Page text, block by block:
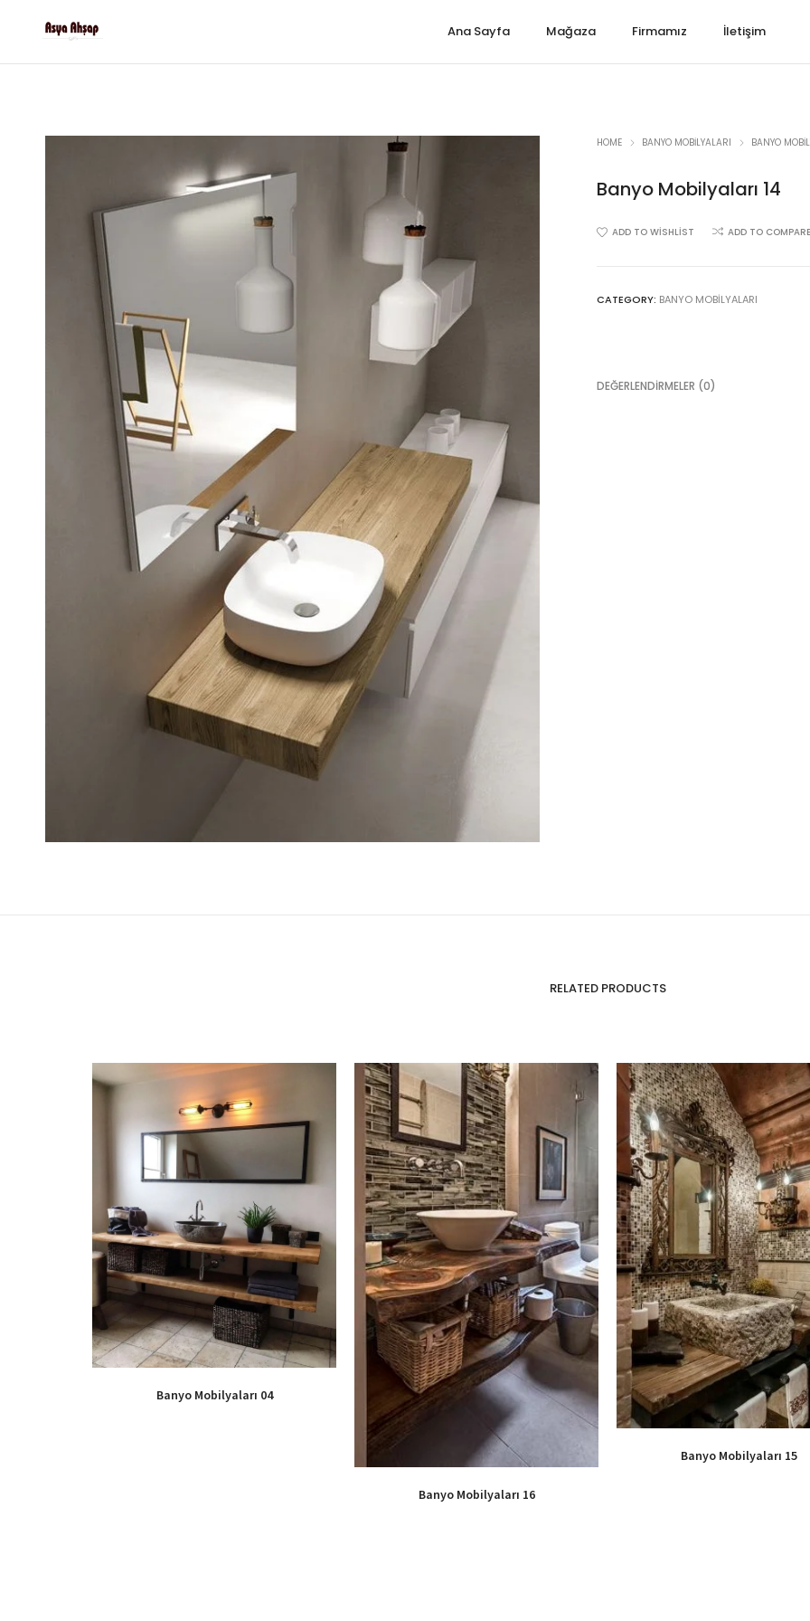
Ana Sayfa Mağaza Firmamız İletişim
HOME BANYO MOBILYALARI BANYO
Banyo Mobilyaları 14
ADD TO WISHLIST ADD TO COMPARE
CATEGORY: BANYO MOBILYALARI
DEĞERLENDIRMELER (0)
RELATED PRODUCTS
Banyo Mobilyaları 04
Banyo Mobilyaları 16
Banyo Mobilyaları 15